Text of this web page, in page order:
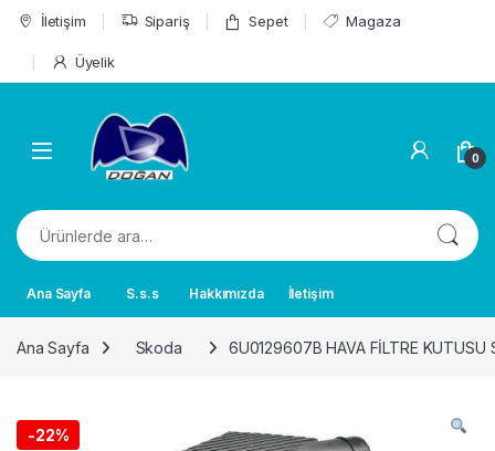
Skip to navigation
Skip to content
İletişim Sipariş Sepet Magaza
Üyelik
0
Ara:
Ana Sayfa S.s.s Hakkımızda İletişim
Ana Sayfa Skoda 6U0129607B HAVA FİLTRE KUTUSU
-22%